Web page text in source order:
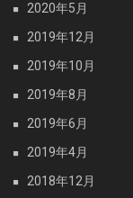
2020年5月
2019年12月
2019年10月
2019年8月
2019年6月
2019年4月
2018年12月